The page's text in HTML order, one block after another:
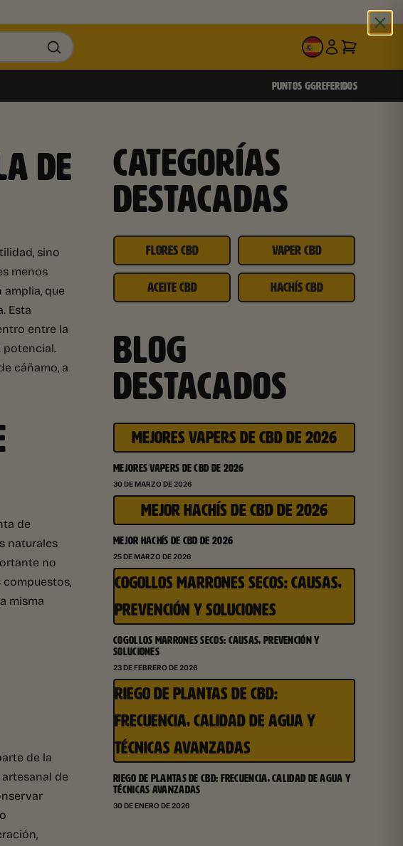
ES
PUNTOS GGREFERIDOS
DE
sino
menos
que
Esta
entre la
potencial.
cáñamo, a
de
naturales
no
misma
de la
de
CATEGORÍAS
DESTACADAS
FLORES CBD VAPER CBD
ACEITE CBD HACHÍS CBD
BLOG
DESTACADOS
MEJORES VAPERS DE CBD DE 2026
MEJORES VAPERS DE CBD DE 2026
30 DE MARZO DE 2026
MEJOR HACHÍS DE CBD DE 2026
MEJOR HACHÍS DE CBD DE 2026
25 DE MARZO DE 2026
COGOLLOS MARRONES SECOS: CAUSAS,
PREVENCIÓN Y SOLUCIONES
COGOLLOS MARRONES SECOS: CAUSAS, PREVENCIÓN Y
SOLUCIONES
23 DE FEBRERO DE 2026
RIEGO DE PLANTAS DE CBD:
FRECUENCIA, CALIDAD DE AGUA Y
TÉCNICAS AVANZADAS
RIEGO DE PLANTAS DE CBD: FRECUENCIA, CALIDAD DE AGUA Y
TÉCNICAS AVANZADAS
30 DE ENERO DE 2026